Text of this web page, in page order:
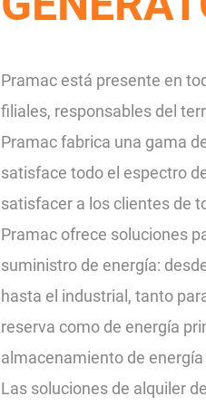
Pramac está presente en
filiales, responsables del
Pramac fabrica una gama
satisface todo el espectro
satisfacer a los clientes de
Pramac ofrece soluciones
suministro de energía:
hasta el industrial, tanto
reserva como de energía
almacenamiento de
Las soluciones de alquiler